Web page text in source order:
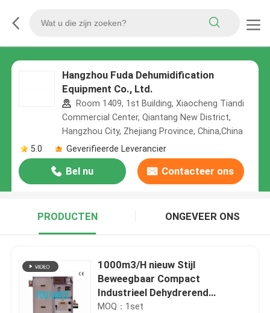
Hangzhou Fuda Dehumidification
Equipment Co., Ltd.
Room 1409, 1st Building, Xiaocheng Tiandi
Commercial Center, Qiantang New District,
Hangzhou City, Zhejiang Province, China,China
5.0
Geverifieerde Leverancier
Bel nu Contacteer ons
PRODUCTEN ONGEVEER ONS
1000m3/H nieuw Stijl
Beweegbaar Compact
Industrieel Dehydrerend
Ontvochtigingstoestel
MOQ：1set